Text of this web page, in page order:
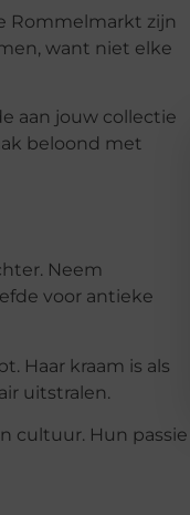
Rommelmarkt zijn
want niet elke
aan jouw collectie
beloond met
Neem
voor antieke
Haar kraam is als
uitstralen.
cultuur. Hun passie